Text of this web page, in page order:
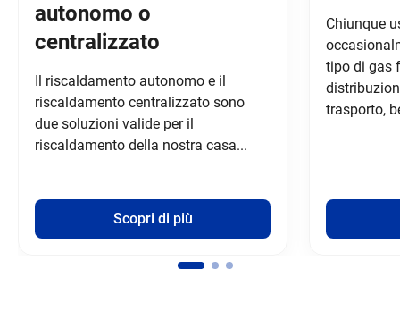
autonomo o
centralizzato
Il riscaldamento autonomo e il
riscaldamento centralizzato sono
due soluzioni valide per il
riscaldamento della nostra casa...
Scopri di più
Chiunque
tipo di gas
trasporto,